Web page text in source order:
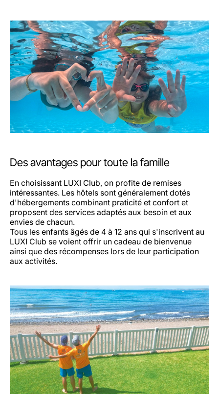
Des avantages pour toute la famille
En choisissant LUXI Club, on profite de remises
intéressantes. Les hôtels sont généralement dotés
d'hébergements combinant praticité et confort et
proposent des services adaptés aux besoin et aux
envies de chacun.
Tous les enfants âgés de 4 à 12 ans qui s'inscrivent au
LUXI Club se voient offrir un cadeau de bienvenue
ainsi que des récompenses lors de leur participation
aux activités.